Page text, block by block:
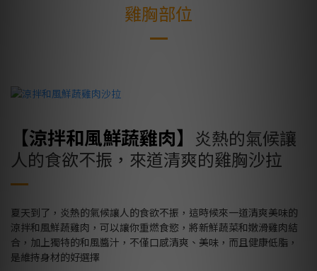
雞胸部位
【涼拌和風鮮蔬雞肉】 炎熱的氣候讓
人的食欲不振，來道清爽的雞胸沙拉
夏天到了，炎熱的氣候讓人的食欲不振，這時候來一道清爽美味的
涼拌和風鮮蔬雞肉，可以讓你重燃食慾，將新鮮蔬菜和嫩滑雞肉結
合，加上獨特的和風醬汁，不僅口感清爽、美味，而且健康低脂，
是維持身材的好選擇